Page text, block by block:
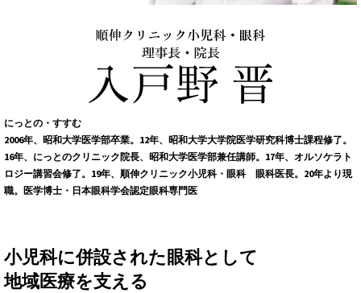
にっとの・すすむ
2006年、昭和大学医学部卒業。12年、昭和大学大学院医学研究科博士課程修了。
16年、にっとのクリニック院長、昭和大学医学部兼任講師。17年、オルソケラト
ロジー講習会修了。19年、順伸クリニック小児科・眼科 眼科医長。20年より現
職。医学博士・日本眼科学会認定眼科専門医
小児科に併設された眼科として
地域医療を支える